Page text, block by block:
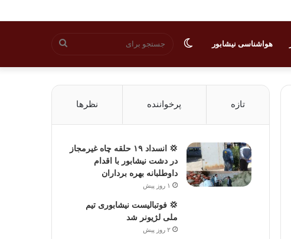
هواشناسی نیشابور
تازه پرخواننده نظرها
💢 انسداد ۱۹ حلقه چاه غیرمجاز
در دشت نیشابور با اقدام
داوطلبانه بهره برداران
۱ روز پیش
💢 فوتبالیست نیشابوری تیم
ملی لژیونر شد
۲ روز پیش